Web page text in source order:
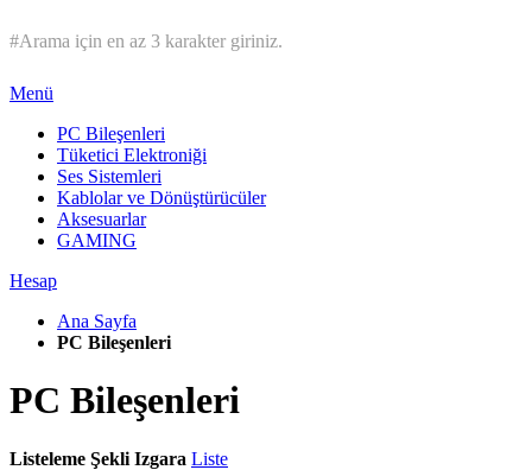
#Arama için en az 3 karakter giriniz.
Menü
PC Bileşenleri
Tüketici Elektroniği
Ses Sistemleri
Kablolar ve Dönüştürücüler
Aksesuarlar
GAMING
Hesap
Ana Sayfa
PC Bileşenleri
PC Bileşenleri
Listeleme Şekli Izgara Liste